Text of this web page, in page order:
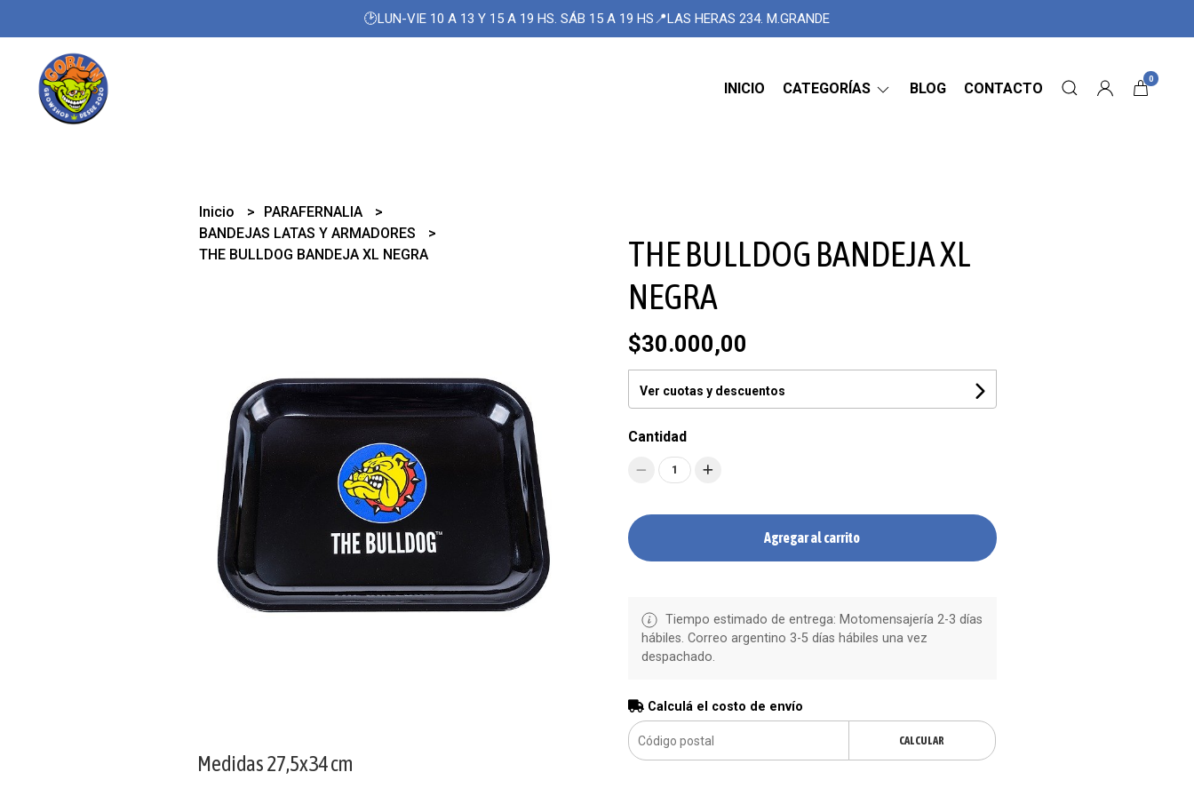
🕑LUN-VIE 10 A 13 Y 15 A 19 HS. SÁB 15 A 19 HS📍LAS HERAS 234. M.GRANDE
INICIO CATEGORÍAS BLOG CONTACTO
0
Inicio
PARAFERNALIA
BANDEJAS LATAS Y ARMADORES
THE BULLDOG BANDEJA XL NEGRA
Medidas 27,5x34 cm
THE BULLDOG BANDEJA XL
NEGRA
$30.000,00
Ver cuotas y descuentos
Cantidad
1
Agregar al carrito
Tiempo estimado de entrega: Motomensajería 2-3 días
hábiles. Correo argentino 3-5 días hábiles una vez
despachado.
Calculá el costo de envío
CALCULAR